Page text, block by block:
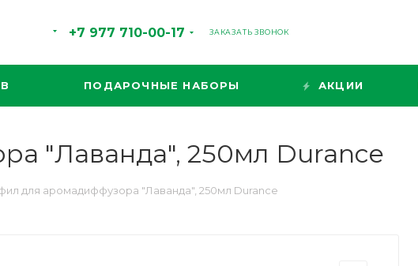
+7 977 710-00-17 ЗАКАЗАТЬ ЗВОНОК
ПОДАРОЧНЫЕ НАБОРЫ АКЦИИ
"Лаванда", 250мл Durance
для аромадиффузора "Лаванда", 250мл Durance